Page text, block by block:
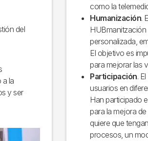
del
a la
y ser
como la
Humanización.
personalizada,
El objetivo es
para mejorar las
Participación.
usuarios en
Han participado
para la mejora
quiere que
procesos, un